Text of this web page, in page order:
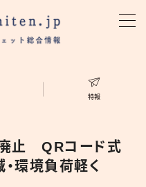
特報
止 QRコード式
環境負荷軽く